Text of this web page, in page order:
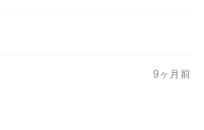
9ヶ月前